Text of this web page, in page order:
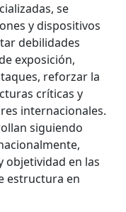
se
y dispositivos
debilidades
exposición,
reforzar la
críticas y
internacionales.
siguiendo
objetividad en las
estructura en